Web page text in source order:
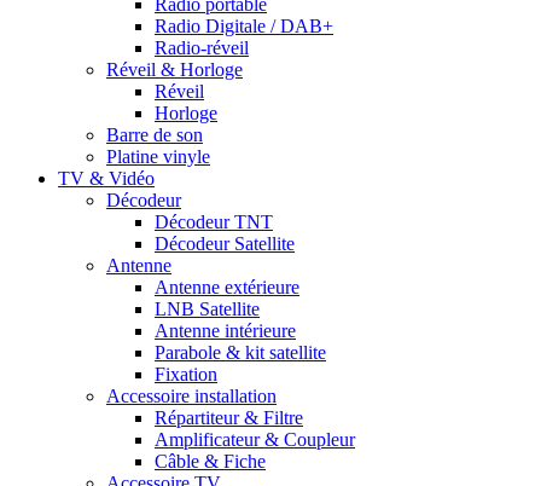
Radio Digitale / DAB+
Radio-réveil
Réveil & Horloge
Réveil
Horloge
Barre de son
Platine vinyle
TV & Vidéo
Décodeur
Décodeur TNT
Décodeur Satellite
Antenne
Antenne extérieure
LNB Satellite
Antenne intérieure
Parabole & kit satellite
Fixation
Accessoire installation
Répartiteur & Filtre
Amplificateur & Coupleur
Câble & Fiche